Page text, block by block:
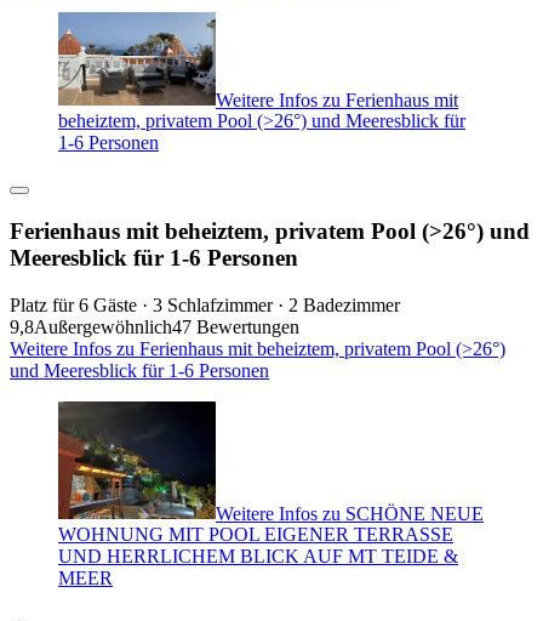
Weitere Infos zu Ferienhaus mit
beheiztem, privatem Pool (>26°) und Meeresblick für
1-6 Personen
Ferienhaus mit beheiztem, privatem Pool (>26°) und
Meeresblick für 1-6 Personen
Platz für 6 Gäste · 3 Schlafzimmer · 2 Badezimmer
9,8Außergewöhnlich47 Bewertungen
Weitere Infos zu Ferienhaus mit beheiztem, privatem Pool (>26°)
und Meeresblick für 1-6 Personen
Weitere Infos zu SCHÖNE NEUE
WOHNUNG MIT POOL EIGENER TERRASSE
UND HERRLICHEM BLICK AUF MT TEIDE &
MEER